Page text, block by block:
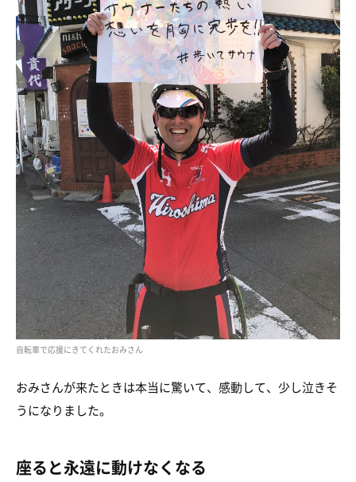
自転車で応援にきてくれたおみさん
おみさんが来たときは本当に驚いて、感動して、少し泣きそ
うになりました。
座ると永遠に動けなくなる